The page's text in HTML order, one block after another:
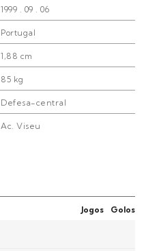
1999 . 09 . 06
Portugal
1,88 cm
85 kg
Defesa-central
Ac. Viseu
Jogos Golos